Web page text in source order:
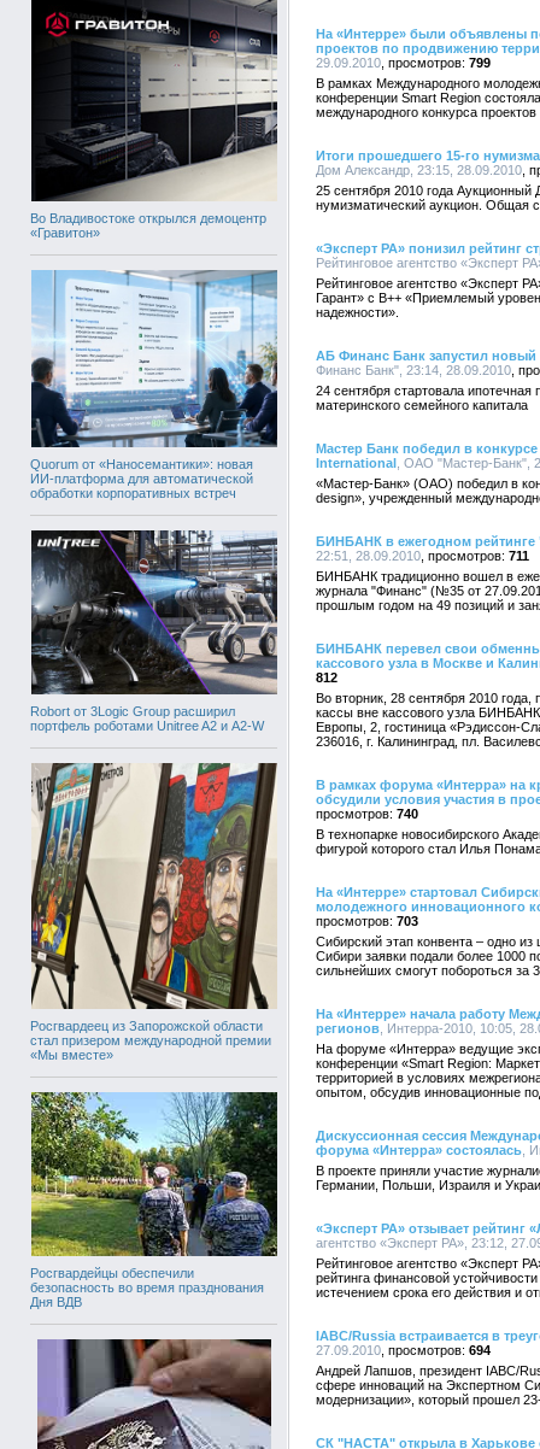
Во Владивостоке открылся демоцентр
«Гравитон»
Quorum от «Наносемантики»: новая
ИИ-платформа для автоматической
обработки корпоративных встреч
Robort от 3Logic Group расширил
портфель роботами Unitree A2 и A2-W
Росгвардеец из Запорожской области
стал призером международной премии
«Мы вместе»
Росгвардейцы обеспечили
безопасность во время празднования
Дня ВДВ
На «Интерре» были объявлены
проектов по продвижению
29.09.2010
799
В рамках Международного
конференции Smart Region
международного конкурса
Итоги прошедшего 15-го
Дом Александр, 23:15, 28.09.2010
25 сентября 2010 года
нумизматический аукцион. Общая
«Эксперт РА» понизил рейтинг
Рейтинговое агентство «Эксперт
Рейтинговое агентство «Эксперт
Гарант» с В++ «Приемлемый
надежности».
АБ Финанс Банк запустил новый
Финанс Банк", 23:14, 28.09.2010
24 сентября стартовала
материнского семейного капитала
Мастер Банк победил в
International , ОАО "Мастер-Банк",
«Мастер-Банк» (ОАО) победил в
design», учрежденный
БИНБАНК в ежегодном рейтинге
22:51, 28.09.2010
711
БИНБАНК традиционно вошел в
журнала "Финанс" (№35 от
прошлым годом на 49 позиций и
БИНБАНК перевел свои
кассового узла в Москве и
812
Во вторник, 28 сентября 2010
кассы вне кассового узла
Европы, 2, гостиница «Рэдиссон-
236016, г. Калининград, пл.
В рамках форума «Интерра» на
обсудили условия участия в
740
В технопарке новосибирского
фигурой которого стал Илья
На «Интерре» стартовал
молодежного инновационного
703
Сибирский этап конвента – одно
Сибири заявки подали более 1000
сильнейших смогут побороться за
На «Интерре» начала работу
регионов , Интерра-2010, 10:05,
На форуме «Интерра» ведущие
конференции «Smart Region:
территорией в условиях
опытом, обсудив инновационные
Дискуссионная сессия
форума «Интерра» состоялась ,
В проекте приняли участие
Германии, Польши, Израиля и
«Эксперт РА» отзывает
агентство «Эксперт РА», 23:12,
Рейтинговое агентство «Эксперт
рейтинга финансовой
истечением срока его действия и
IABC/Russia встраивается в
27.09.2010
694
Андрей Лапшов, президент IABC/
сфере инноваций на Экспертном
модернизации», который прошел
СК "НАСТА" открыла в Харькове